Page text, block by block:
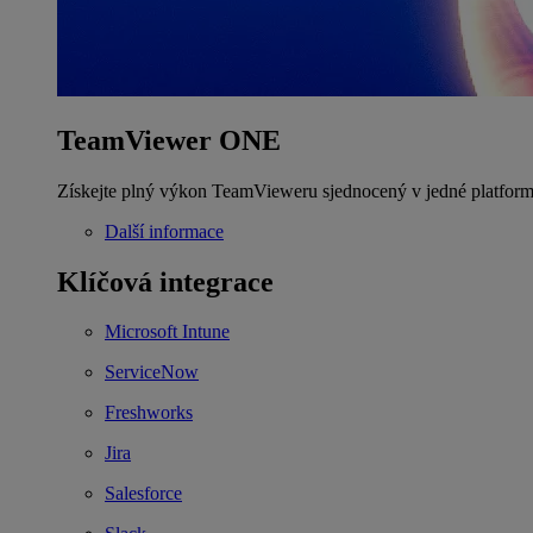
TeamViewer ONE
Získejte plný výkon TeamVieweru sjednocený v jedné
Další informace
Klíčová integrace
Microsoft Intune
ServiceNow
Freshworks
Jira
Salesforce